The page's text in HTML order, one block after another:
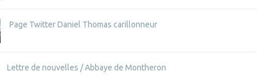
Page Twitter Daniel Thomas carillonneur
Lettre de nouvelles / Abbaye de Montheron